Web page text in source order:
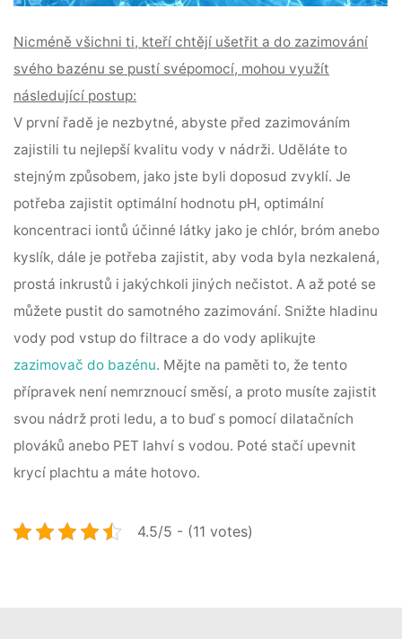
Nicméně všichni ti, kteří chtějí ušetřit a do zazimování
svého bazénu se pustí svépomocí, mohou využít
následující postup:
V první řadě je nezbytné, abyste před zazimováním
zajistili tu nejlepší kvalitu vody v nádrži. Uděláte to
stejným způsobem, jako jste byli doposud zvyklí. Je
potřeba zajistit optimální hodnotu pH, optimální
koncentraci iontů účinné látky jako je chlór, bróm anebo
kyslík, dále je potřeba zajistit, aby voda byla nezkalená,
prostá inkrustů i jakýchkoli jiných nečistot. A až poté se
můžete pustit do samotného zazimování. Snižte hladinu
vody pod vstup do filtrace a do vody aplikujte
zazimovač do bazénu. Mějte na paměti to, že tento
přípravek není nemrznoucí směsí, a proto musíte zajistit
svou nádrž proti ledu, a to buď s pomocí dilatačních
plováků anebo PET lahví s vodou. Poté stačí upevnit
krycí plachtu a máte hotovo.
4.5/5 - (11 votes)